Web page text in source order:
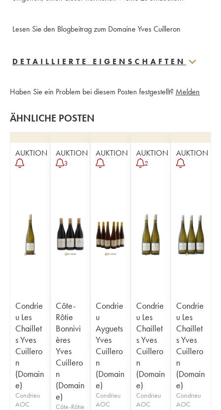
Lesen Sie den Blogbeitrag zum Domaine Yves Cuilleron
DETAILLIERTE EIGENSCHAFTEN
Haben Sie ein Problem bei diesem Posten festgestellt? Melden
ÄHNLICHE POSTEN
AUKTION
Condrie
u Les
Chaillet
s Yves
Cuillero
n
(Domain
e)
Condrieu
AOC
AUKTION
3
Côte-
Rôtie
Bonnivi
ères
Yves
Cuillero
n
(Domain
e)
Côte-Rôtie
AUKTION
Condrie
u
Ayguets
Yves
Cuillero
n
(Domain
e)
Condrieu
AOC
AUKTION
2
Condrie
u Les
Chaillet
s Yves
Cuillero
n
(Domain
e)
Condrieu
AOC
AUKTION
Condrie
u Les
Chaillet
s Yves
Cuillero
n
(Domain
e)
Condrieu
AOC